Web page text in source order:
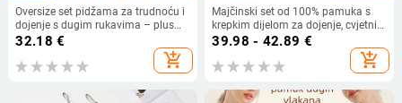
Oversize set pidžama za trudnoću i
dojenje s dugim rukavima – plus
veličina, za jesen
32.18 €
add_shopping_cart
Majčinski set od 100% pamuka s
krepkim dijelom za dojenje, cvjetni
uzorak, dugi rukavi, kućna odjeća
39.98 - 42.89 €
add_shopping_cart